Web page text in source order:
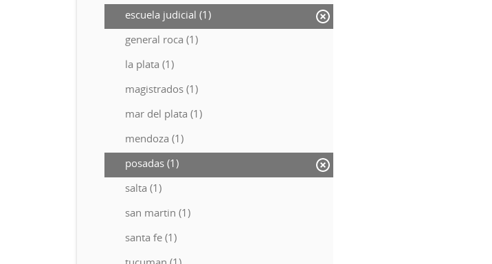
escuela judicial (1)
general roca (1)
la plata (1)
magistrados (1)
mar del plata (1)
mendoza (1)
posadas (1)
salta (1)
san martin (1)
santa fe (1)